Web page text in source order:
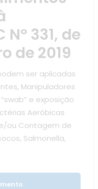
Nº 331, de
de 2019
ser aplicadas
Manipuladores
e exposição
Aeróbicas
ou Contagem de
Salmonella,